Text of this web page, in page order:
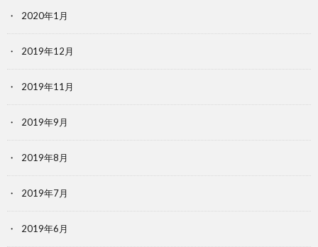
2020年1月
2019年12月
2019年11月
2019年9月
2019年8月
2019年7月
2019年6月